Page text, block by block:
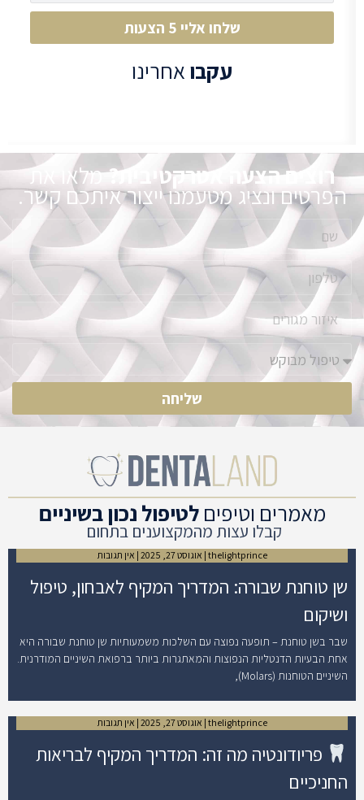
שלחו אליי 5 הצעות
עקבואחרינו
רוצים הצעה אטרקטיבית?מלאו את
הפרטים ונציג מטעמנו ייצור איתכם קשר.
שליחה
מאמרים וטיפים לטיפול נכון בשיניים
קבלו עצות מהמקצוענים בתחום
שן טוחנת שבורה: המדריך המקיף לאבחון, טיפול
ושיקום
thelightprince אוגוסט 27, 2025 אין תגובות
שבר בשן טוחנת – תופעה נפוצה עם השלכות משמעותיות שן טוחנת שבורה היא
אחת הבעיות הדנטליות הנפוצות והמאתגרות ביותר ברפואת השיניים המודרנית.
השיניים הטוחנות (Molars),
פריודונטיה מה זה: המדריך המקיף לבריאות
החניכיים
thelightprince אוגוסט 27, 2025 אין תגובות